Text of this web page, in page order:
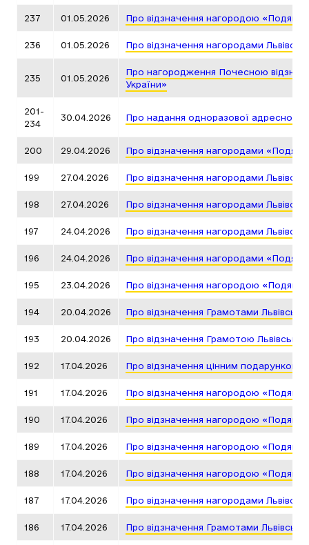
237 01.05.2026 Про відзначення нагородою «Подяка
236 01.05.2026 Про відзначення нагородами
235 01.05.2026
Про нагородження Почесною
України»
201-
234
30.04.2026 Про надання одноразової адресної
200 29.04.2026 Про відзначення нагородами «Подяка
199 27.04.2026 Про відзначення нагородами
198 27.04.2026 Про відзначення нагородами
197 24.04.2026 Про відзначення нагородами
196 24.04.2026 Про відзначення нагородами «Подяка
195 23.04.2026 Про відзначення нагородою «Подяка
194 20.04.2026 Про відзначення Грамотами
193 20.04.2026 Про відзначення Грамотою
192 17.04.2026 Про відзначення цінним подарунком
191 17.04.2026 Про відзначення нагородою «Подяка
190 17.04.2026 Про відзначення нагородою «Подяка
189 17.04.2026 Про відзначення нагородою «Подяка
188 17.04.2026 Про відзначення нагородою «Подяка
187 17.04.2026 Про відзначення нагородами
186 17.04.2026 Про відзначення Грамотами